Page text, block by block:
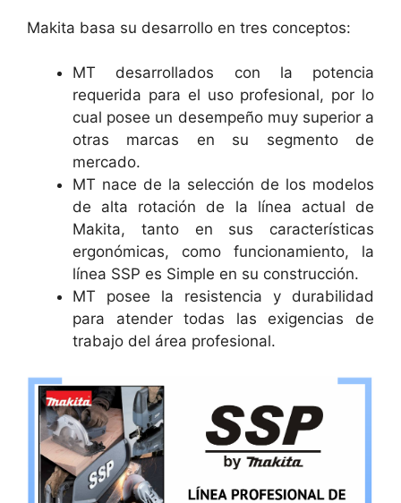
Makita basa su desarrollo en tres conceptos:
MT desarrollados con la potencia
requerida para el uso profesional, por lo
cual posee un desempeño muy superior a
otras marcas en su segmento de
mercado.
MT nace de la selección de los modelos
de alta rotación de la línea actual de
Makita, tanto en sus características
ergonómicas, como funcionamiento, la
línea SSP es Simple en su construcción.
MT posee la resistencia y durabilidad
para atender todas las exigencias de
trabajo del área profesional.